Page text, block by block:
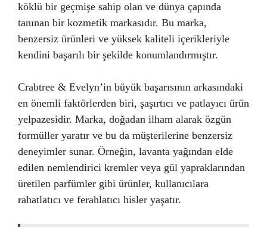
köklü bir geçmişe sahip olan ve dünya çapında
tanınan bir kozmetik markasıdır. Bu marka,
benzersiz ürünleri ve yüksek kaliteli içerikleriyle
kendini başarılı bir şekilde konumlandırmıştır.
Crabtree & Evelyn’in büyük başarısının arkasındaki
en önemli faktörlerden biri, şaşırtıcı ve patlayıcı ürün
yelpazesidir. Marka, doğadan ilham alarak özgün
formüller yaratır ve bu da müşterilerine benzersiz
deneyimler sunar. Örneğin, lavanta yağından elde
edilen nemlendirici kremler veya gül yapraklarından
üretilen parfümler gibi ürünler, kullanıcılara
rahatlatıcı ve ferahlatıcı hisler yaşatır.